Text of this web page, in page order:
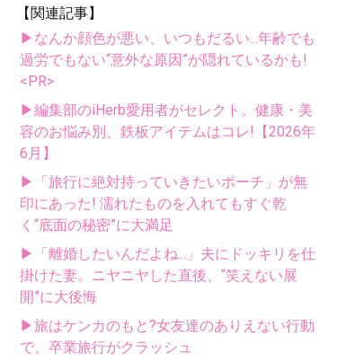
【関連記事】
▶なんか顔色が悪い、いつもだるい...年齢でも
過労でもない“意外な原因”が隠れているかも!
<PR>
▶編集部のiHerb愛用者がセレクト。健康・美
容のお悩み別、鉄板アイテムはコレ!【2026年
6月】
▶「旅行に絶対持っていきたいポーチ」が無
印にあった! 濡れたものを入れてもすぐ乾
く“底面の秘密”に大満足
▶「離婚したいんだよね...」夫にドッキリを仕
掛けた妻。ニヤニヤした直後、“笑えない展
開”に大後悔
▶旅はケンカのもと?女友達のありえない行動
で、卒業旅行がクラッシュ